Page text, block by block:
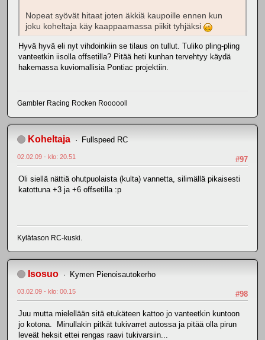
Nopeat syövät hitaat joten äkkiä kaupoille ennen kun
joku koheltaja käy kaappaamassa piikit tyhjäksi
Hyvä hyvä eli nyt vihdoinkiin se tilaus on tullut. Tuliko pling-pling
vanteetkin iisolla offsetilla? Pitää heti kunhan tervehtyy käydä
hakemassa kuviomallisia Pontiac projektiin.
Gambler Racing Rocken Roooooll
Koheltaja Fullspeed RC
#97
02.02.09 - klo: 20.51
Oli siellä nättiä ohutpuolaista (kulta) vannetta, silimällä pikaisesti
katottuna +3 ja +6 offsetilla :p
Kylätason RC-kuski.
Isosuo Kymen Pienoisautokerho
#98
03.02.09 - klo: 00.15
Juu mutta mielellään sitä etukäteen kattoo jo vanteetkin kuntoon
jo kotona. Minullakin pitkät tukivarret autossa ja pitää olla pirun
leveät heksit ettei rengas raavi tukivarsiin...